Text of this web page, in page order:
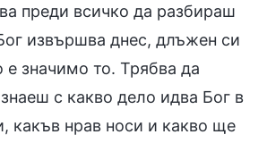
преди всичко да разбираш
извършва днес, длъжен си
е значимо то. Трябва да
с какво дело идва Бог в
какъв нрав носи и какво ще